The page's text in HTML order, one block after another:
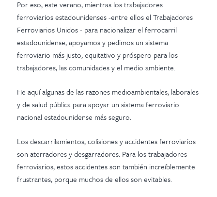
Por eso, este verano, mientras los trabajadores
ferroviarios estadounidenses -entre ellos elTrabajadores
Ferroviarios Unidos- para nacionalizar el ferrocarril
estadounidense, apoyamos y pedimos un sistema
ferroviario más justo, equitativo y próspero para los
trabajadores, las comunidades y el medio ambiente.
He aquí algunas de las razones medioambientales, laborales
y de salud pública para apoyar un sistema ferroviario
nacional estadounidense más seguro.
Los descarrilamientos, colisiones y accidentes ferroviarios
son aterradores y desgarradores. Para los trabajadores
ferroviarios, estos accidentes son también increíblemente
frustrantes, porque muchos de ellos son evitables.